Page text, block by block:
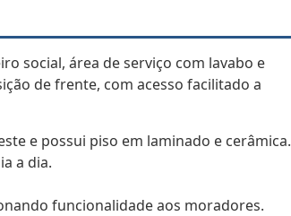
social, área de serviço com lavabo e
de frente, com acesso facilitado a
e possui piso em laminado e cerâmica.
a dia.
funcionalidade aos moradores.